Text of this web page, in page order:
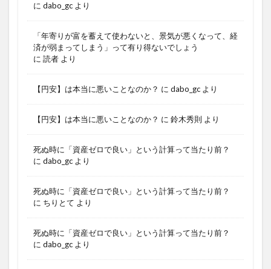
に dabo_gc より
「年寄りが富を蓄えて使わないと、景気が悪くなって、経
済が弱まってしまう」って有り得ないでしょう
に 読者 より
【円安】は本当に悪いことなのか？ に dabo_gc より
【円安】は本当に悪いことなのか？ に 鈴木秀則 より
死ぬ時に「資産ゼロで良い」という計算って当たり前？
に dabo_gc より
死ぬ時に「資産ゼロで良い」という計算って当たり前？
に ちりとて より
死ぬ時に「資産ゼロで良い」という計算って当たり前？
に dabo_gc より